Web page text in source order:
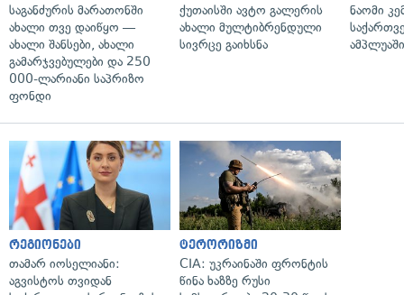
საგანძურის მარათონში
ახალი თვე დაიწყო —
ახალი შანსები, ახალი
გამარჯვებულები და 250
000-ლარიანი საპრიზო
ფონდი
ქუთაისში ავტო გალერის
ახალი მულტიბრენდული
სივრცე გაიხსნა
ნაომი
რეგიონები
თამარ იოსელიანი:
აგვისტოს თვიდან
ტერორიზმი
CIA: უკრაინაში ფრონტის
წინა ხაზზე რუსი